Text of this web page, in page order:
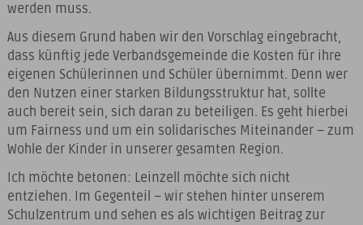
werden muss.
Aus diesem Grund haben wir den Vorschlag eingebracht,
dass künftig jede Verbandsgemeinde die Kosten für ihre
eigenen Schülerinnen und Schüler übernimmt. Denn wer
den Nutzen einer starken Bildungsstruktur hat, sollte
auch bereit sein, sich daran zu beteiligen. Es geht hierbei
um Fairness und um ein solidarisches Miteinander – zum
Wohle der Kinder in unserer gesamten Region.
Ich möchte betonen: Leinzell möchte sich nicht
entziehen. Im Gegenteil – wir stehen hinter unserem
Schulzentrum und sehen es als wichtigen Beitrag zur